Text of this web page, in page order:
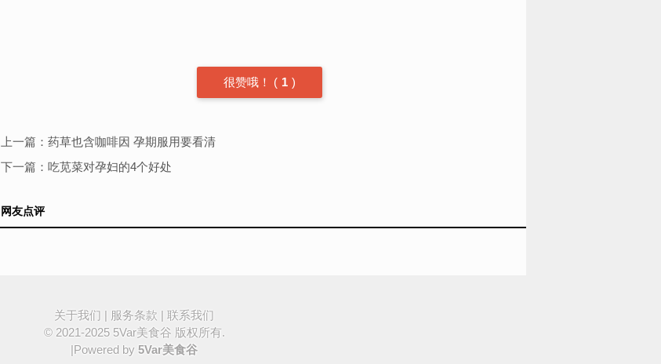
很赞哦！ ( 1 )
上一篇： 药草也含咖啡因 孕期服用要看清
下一篇： 吃苋菜对孕妇的4个好处
网友点评
关于我们 | 服务条款 | 联系我们
© 2021-2025 5Var美食谷 版权所有.
|Powered by 5Var美食谷